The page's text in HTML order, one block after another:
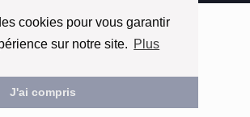
cookies pour vous garantir
sur notre site. Plus
J'ai compris